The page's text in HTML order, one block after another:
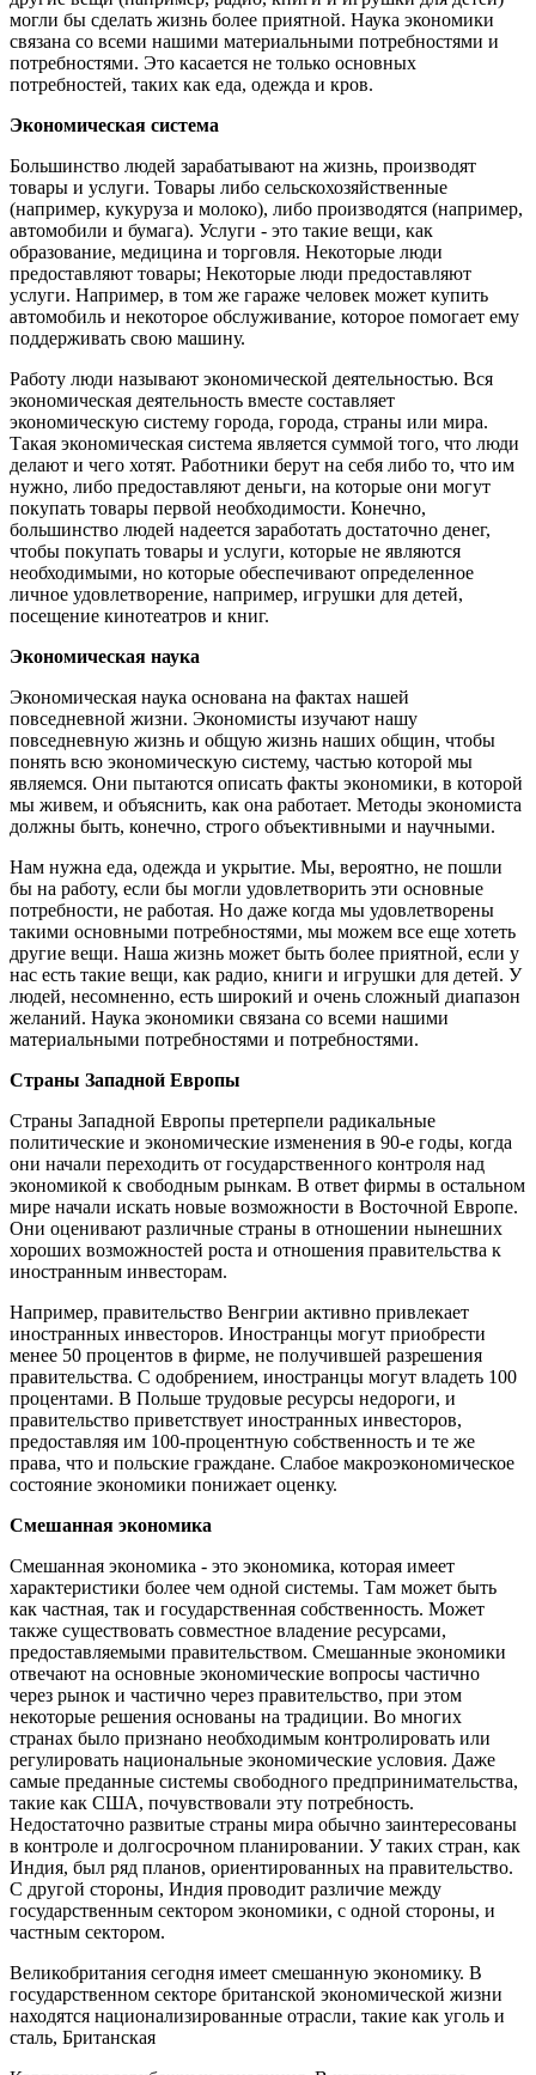
могли бы сделать жизнь более приятной. Наука экономики
связана со всеми нашими материальными потребностями и
потребностями. Это касается не только основных
потребностей, таких как еда, одежда и кров.
Экономическая система
Большинство людей зарабатывают на жизнь, производят
товары и услуги. Товары либо сельскохозяйственные
(например, кукуруза и молоко), либо производятся (например,
автомобили и бумага). Услуги - это такие вещи, как
образование, медицина и торговля. Некоторые люди
предоставляют товары; Некоторые люди предоставляют
услуги. Например, в том же гараже человек может купить
автомобиль и некоторое обслуживание, которое помогает ему
поддерживать свою машину.
Работу люди называют экономической деятельностью. Вся
экономическая деятельность вместе составляет
экономическую систему города, города, страны или мира.
Такая экономическая система является суммой того, что люди
делают и чего хотят. Работники берут на себя либо то, что им
нужно, либо предоставляют деньги, на которые они могут
покупать товары первой необходимости. Конечно,
большинство людей надеется заработать достаточно денег,
чтобы покупать товары и услуги, которые не являются
необходимыми, но которые обеспечивают определенное
личное удовлетворение, например, игрушки для детей,
посещение кинотеатров и книг.
Экономическая наука
Экономическая наука основана на фактах нашей
повседневной жизни. Экономисты изучают нашу
повседневную жизнь и общую жизнь наших общин, чтобы
понять всю экономическую систему, частью которой мы
являемся. Они пытаются описать факты экономики, в которой
мы живем, и объяснить, как она работает. Методы экономиста
должны быть, конечно, строго объективными и научными.
Нам нужна еда, одежда и укрытие. Мы, вероятно, не пошли
бы на работу, если бы могли удовлетворить эти основные
потребности, не работая. Но даже когда мы удовлетворены
такими основными потребностями, мы можем все еще хотеть
другие вещи. Наша жизнь может быть более приятной, если у
нас есть такие вещи, как радио, книги и игрушки для детей. У
людей, несомненно, есть широкий и очень сложный диапазон
желаний. Наука экономики связана со всеми нашими
материальными потребностями и потребностями.
Страны Западной Европы
Страны Западной Европы претерпели радикальные
политические и экономические изменения в 90-е годы, когда
они начали переходить от государственного контроля над
экономикой к свободным рынкам. В ответ фирмы в остальном
мире начали искать новые возможности в Восточной Европе.
Они оценивают различные страны в отношении нынешних
хороших возможностей роста и отношения правительства к
иностранным инвесторам.
Например, правительство Венгрии активно привлекает
иностранных инвесторов. Иностранцы могут приобрести
менее 50 процентов в фирме, не получившей разрешения
правительства. С одобрением, иностранцы могут владеть 100
процентами. В Польше трудовые ресурсы недороги, и
правительство приветствует иностранных инвесторов,
предоставляя им 100-процентную собственность и те же
права, что и польские граждане. Слабое макроэкономическое
состояние экономики понижает оценку.
Смешанная экономика
Смешанная экономика - это экономика, которая имеет
характеристики более чем одной системы. Там может быть
как частная, так и государственная собственность. Может
также существовать совместное владение ресурсами,
предоставляемыми правительством. Смешанные экономики
отвечают на основные экономические вопросы частично
через рынок и частично через правительство, при этом
некоторые решения основаны на традиции. Во многих
странах было признано необходимым контролировать или
регулировать национальные экономические условия. Даже
самые преданные системы свободного предпринимательства,
такие как США, почувствовали эту потребность.
Недостаточно развитые страны мира обычно заинтересованы
в контроле и долгосрочном планировании. У таких стран, как
Индия, был ряд планов, ориентированных на правительство.
С другой стороны, Индия проводит различие между
государственным сектором экономики, с одной стороны, и
частным сектором.
Великобритания сегодня имеет смешанную экономику. В
государственном секторе британской экономической жизни
находятся национализированные отрасли, такие как уголь и
сталь, Британская